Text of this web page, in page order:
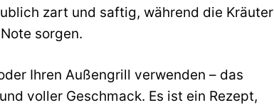
zart und saftig, während die Kräuter
sorgen.
Ihren Außengrill verwenden – das
voller Geschmack. Es ist ein Rezept,